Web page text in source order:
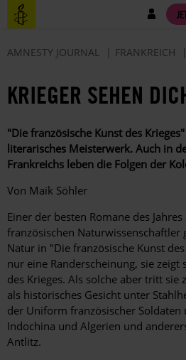
Direkt
zum
Benutzermenü
AMNESTY JOURNAL FRANKREICH
KRIEGER SEHEN
"Die französische Kunst des
literarisches Meisterwerk. Auch in
Frankreichs leben die Folgen der
Von Maik Söhler
Einer der besten Romane des
französischen Naturwissenschaftler
Natur in "Die französische Kunst
nur eine Randerscheinung, sie zeigt
des Krieges. Als solche aber tritt sie
als historisches Gesicht unter
der Uniform französischer
Indochina und Algerien und
Antlitz.